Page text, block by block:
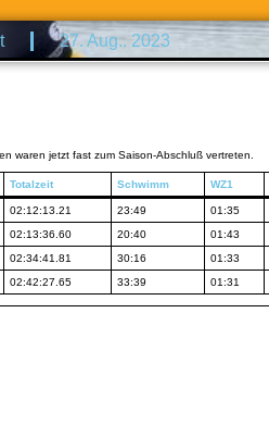
27. Aug.. 2023
waren jetzt fast zum Saison-Abschluß vertreten.
Totalzeit Schwimm WZ1
02:12:13.21 23:49 01:35
02:13:36.60 20:40 01:43
02:34:41.81 30:16 01:33
02:42:27.65 33:39 01:31